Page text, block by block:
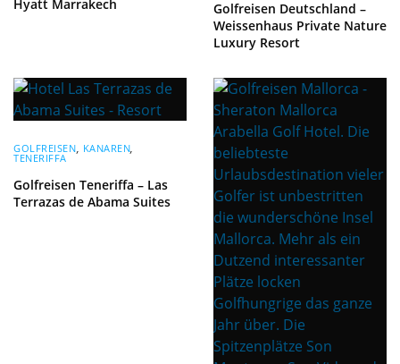
Hyatt Marrakech
Golfreisen Deutschland –
Weissenhaus Private Nature
Luxury Resort
GOLFREISEN KANAREN
TENERIFFA
Golfreisen Teneriffa – Las
Terrazas de Abama Suites